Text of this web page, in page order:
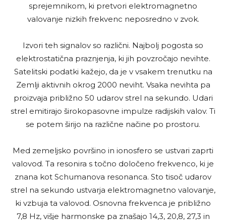
sprejemnikom, ki pretvori elektromagnetno
valovanje nizkih frekvenc neposredno v zvok.
Izvori teh signalov so različni. Najbolj pogosta so
elektrostatična praznjenja, ki jih povzročajo nevihte.
Satelitski podatki kažejo, da je v vsakem trenutku na
Zemlji aktivnih okrog 2000 neviht. Vsaka nevihta pa
proizvaja približno 50 udarov strel na sekundo. Udari
strel emitirajo širokopasovne impulze radijskih valov. Ti
se potem širijo na različne načine po prostoru.
Med zemeljsko površino in ionosfero se ustvari zaprti
valovod. Ta resonira s točno določeno frekvenco, ki je
znana kot Schumanova resonanca. Sto tisoč udarov
strel na sekundo ustvarja elektromagnetno valovanje,
ki vzbuja ta valovod. Osnovna frekvenca je približno
7,8 Hz, višje harmonske pa znašajo 14,3, 20,8, 27,3 in